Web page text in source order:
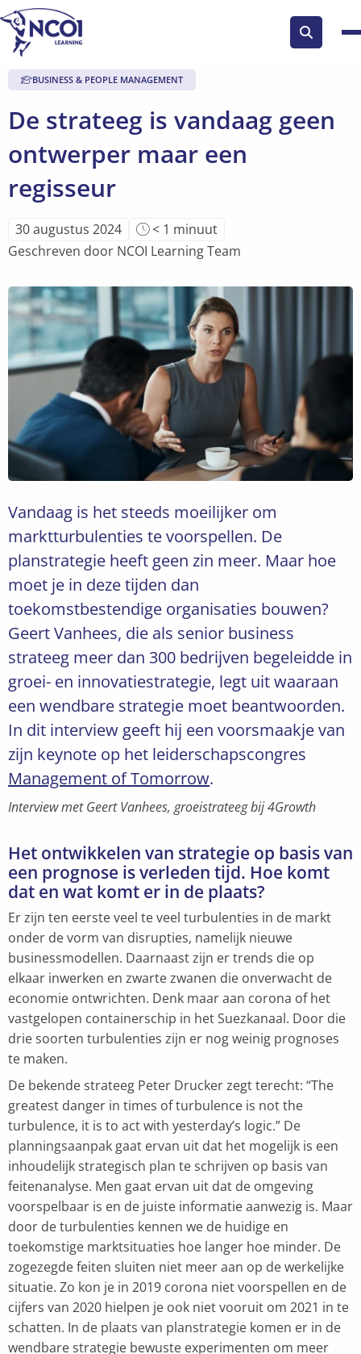
Zoek
knop
De strateeg is vandaag geen
ontwerper maar een
regisseur
BUSINESS & PEOPLE MANAGEMENT
30 augustus 2024
Leestijd
van
is
< 1 minuut
Geschreven door NCOI Learning Team
Vandaag is het steeds moeilijker om
marktturbulenties te voorspellen. De
planstrategie heeft geen zin meer. Maar hoe
moet je in deze tijden dan
toekomstbestendige organisaties bouwen?
Geert Vanhees, die als senior business
strateeg meer dan 300 bedrijven begeleidde in
groei- en innovatiestrategie, legt uit waaraan
een wendbare strategie moet beantwoorden.
In dit interview geeft hij een voorsmaakje van
zijn keynote op het leiderschapscongres
Management of Tomorrow.
Interview met Geert Vanhees, groeistrateeg bij 4Growth
Het ontwikkelen van strategie op basis van
een prognose is verleden tijd. Hoe komt
dat en wat komt er in de plaats?
Er zijn ten eerste veel te veel turbulenties in de markt
onder de vorm van disrupties, namelijk nieuwe
businessmodellen. Daarnaast zijn er trends die op
elkaar inwerken en zwarte zwanen die onverwacht de
economie ontwrichten. Denk maar aan corona of het
vastgelopen containerschip in het Suezkanaal. Door die
drie soorten turbulenties zijn er nog weinig prognoses
te maken.
De bekende strateeg Peter Drucker zegt terecht: “The
greatest danger in times of turbulence is not the
turbulence, it is to act with yesterday’s logic.” De
planningsaanpak gaat ervan uit dat het mogelijk is een
inhoudelijk strategisch plan te schrijven op basis van
feitenanalyse. Men gaat ervan uit dat de omgeving
voorspelbaar is en de juiste informatie aanwezig is. Maar
door de turbulenties kennen we de huidige en
toekomstige marktsituaties hoe langer hoe minder. De
zogezegde feiten sluiten niet meer aan op de werkelijke
situatie. Zo kon je in 2019 corona niet voorspellen en de
cijfers van 2020 hielpen je ook niet vooruit om 2021 in te
schatten. In de plaats van planstrategie komen er in de
wendbare strategie bewuste experimenten om meer